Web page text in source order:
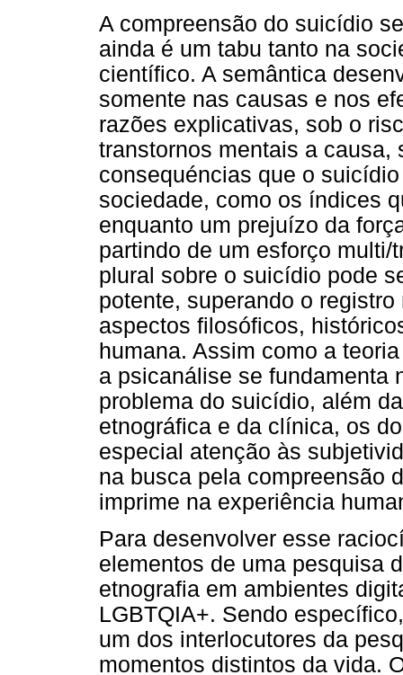
A compreensão do suicídio
ainda é um tabu tanto na
científico. A semântica
somente nas causas e nos
razões explicativas, sob o
transtornos mentais a
consequéncias que o
sociedade, como os índices
enquanto um prejuízo da
partindo de um esforço
plural sobre o suicídio pode
potente, superando o
aspectos filosóficos,
humana. Assim como a
a psicanálise se fundamenta
problema do suicídio, além
etnográfica e da clínica, os
especial atenção às
na busca pela compreensão
imprime na experiência
Para desenvolver esse
elementos de uma pesquisa
etnografia em ambientes
LGBTQIA+. Sendo
um dos interlocutores da
momentos distintos da vida.